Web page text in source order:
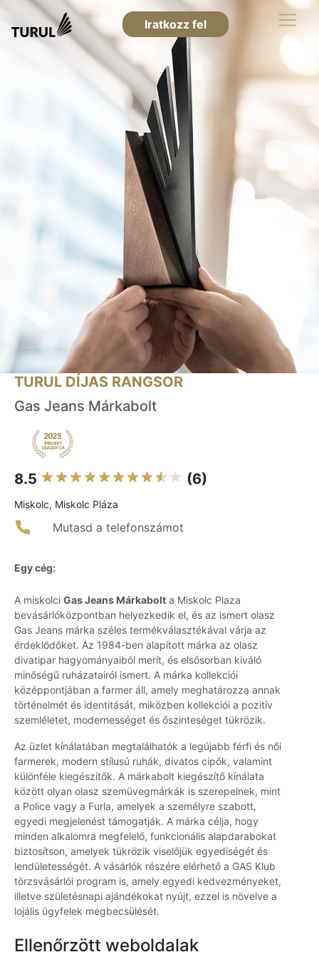
Iratkozz fel
TURUL DÍJAS RANGSOR
Gas Jeans Márkabolt
8.5 (6)
Miskolc, Miskolc Pláza
Mutasd a telefonszámot
Egy cég:
A miskolci Gas Jeans Márkabolt a Miskolc Plaza
bevásárlóközpontban helyezkedik el, és az ismert olasz
Gas Jeans márka széles termékválasztékával várja az
érdeklődőket. Az 1984-ben alapított márka az olasz
divatipar hagyományaiból merít, és elsősorban kiváló
minőségű ruházatairól ismert. A márka kollekciói
középpontjában a farmer áll, amely meghatározza annak
történelmét és identitását, miközben kollekciói a pozitív
szemléletet, modernességet és őszinteséget tükrözik.
Az üzlet kínálatában megtalálhatók a legújabb férfi és női
farmerek, modern stílusú ruhák, divatos cipők, valamint
különféle kiegészítők. A márkabolt kiegészítő kínálata
között olyan olasz szemüvegmárkák is szerepelnek, mint
a Police vagy a Furla, amelyek a személyre szabott,
egyedi megjelenést támogatják. A márka célja, hogy
minden alkalomra megfelelő, funkcionális alapdarabokat
biztosítson, amelyek tükrözik viselőjük egyediségét és
lendületességét. A vásárlók részére elérhető a GAS Klub
törzsvásárlói program is, amely egyedi kedvezményeket,
illetve születésnapi ajándékokat nyújt, ezzel is növelve a
lojális ügyfelek megbecsülését.
Ellenőrzött weboldalak